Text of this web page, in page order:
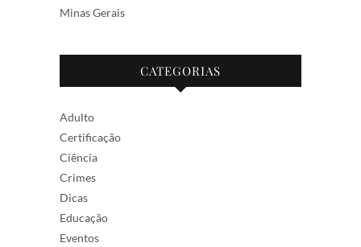
Minas Gerais
CATEGORIAS
Adulto
Certificação
Ciência
Crimes
Dicas
Educação
Eventos